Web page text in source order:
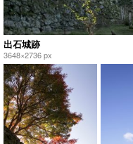
出石城跡
3648×2736 px